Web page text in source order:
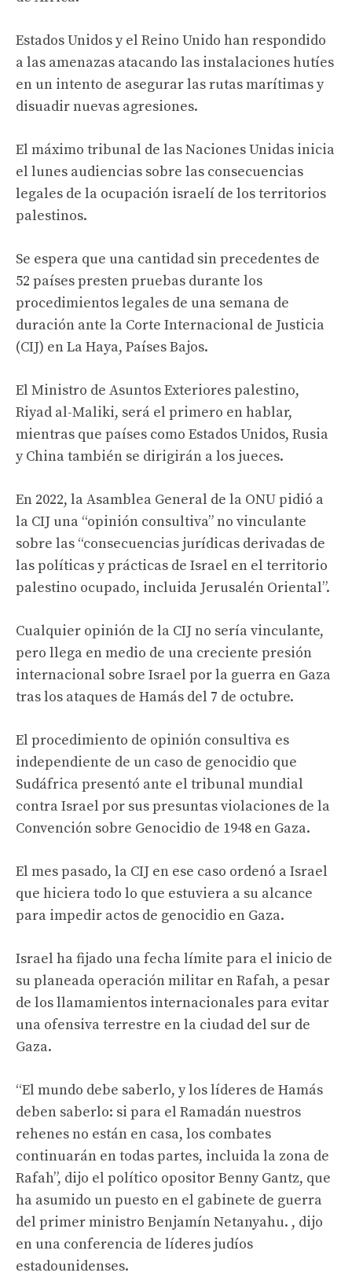
Estados Unidos y el Reino Unido han respondido
a las amenazas atacando las instalaciones hutíes
en un intento de asegurar las rutas marítimas y
disuadir nuevas agresiones.
El máximo tribunal de las Naciones Unidas inicia
el lunes audiencias sobre las consecuencias
legales de la ocupación israelí de los territorios
palestinos.
Se espera que una cantidad sin precedentes de
52 países presten pruebas durante los
procedimientos legales de una semana de
duración ante la Corte Internacional de Justicia
(CIJ) en La Haya, Países Bajos.
El Ministro de Asuntos Exteriores palestino,
Riyad al-Maliki, será el primero en hablar,
mientras que países como Estados Unidos, Rusia
y China también se dirigirán a los jueces.
En 2022, la Asamblea General de la ONU pidió a
la CIJ una “opinión consultiva” no vinculante
sobre las “consecuencias jurídicas derivadas de
las políticas y prácticas de Israel en el territorio
palestino ocupado, incluida Jerusalén Oriental”.
Cualquier opinión de la CIJ no sería vinculante,
pero llega en medio de una creciente presión
internacional sobre Israel por la guerra en Gaza
tras los ataques de Hamás del 7 de octubre.
El procedimiento de opinión consultiva es
independiente de un caso de genocidio que
Sudáfrica presentó ante el tribunal mundial
contra Israel por sus presuntas violaciones de la
Convención sobre Genocidio de 1948 en Gaza.
El mes pasado, la CIJ en ese caso ordenó a Israel
que hiciera todo lo que estuviera a su alcance
para impedir actos de genocidio en Gaza.
Israel ha fijado una fecha límite para el inicio de
su planeada operación militar en Rafah, a pesar
de los llamamientos internacionales para evitar
una ofensiva terrestre en la ciudad del sur de
Gaza.
“El mundo debe saberlo, y los líderes de Hamás
deben saberlo: si para el Ramadán nuestros
rehenes no están en casa, los combates
continuarán en todas partes, incluida la zona de
Rafah”, dijo el político opositor Benny Gantz, que
ha asumido un puesto en el gabinete de guerra
del primer ministro Benjamín Netanyahu. , dijo
en una conferencia de líderes judíos
estadounidenses.